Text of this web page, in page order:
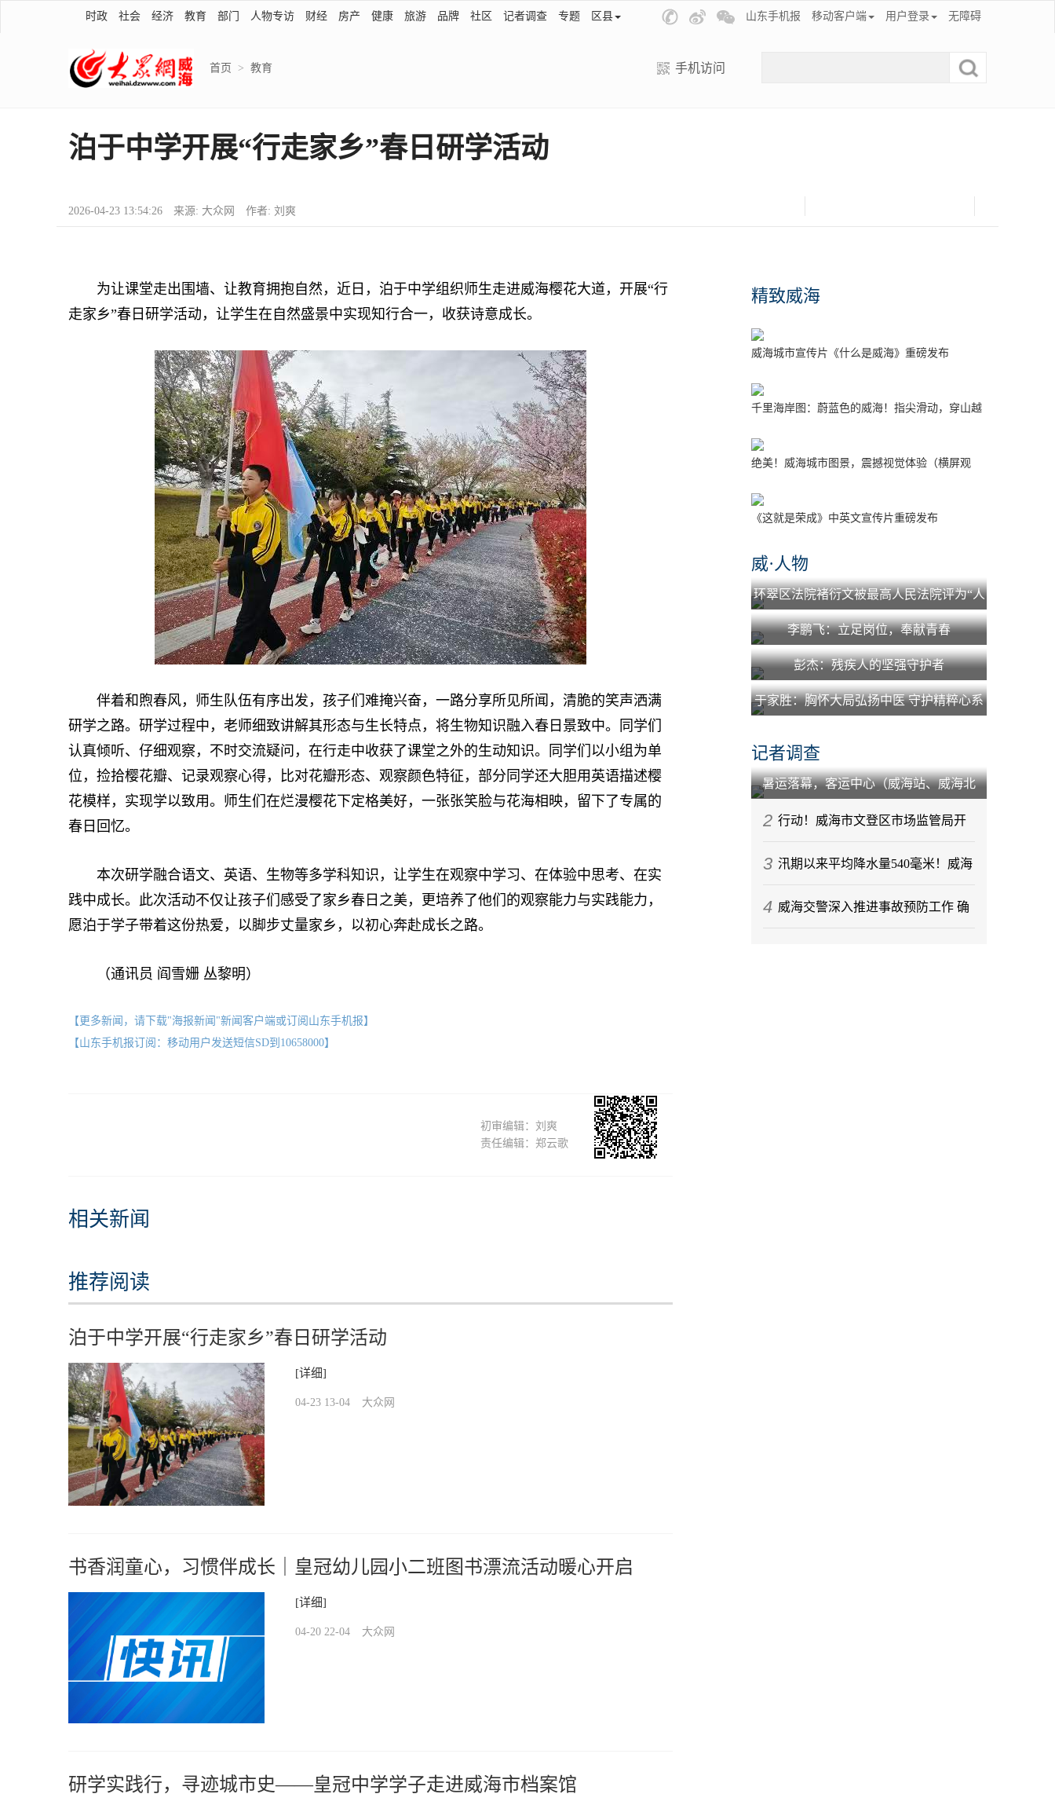
时政 社会 经济 教育 部门 人物专访 财经 房产 健康 旅游 品牌 社区 记者调查 专题 区县 山东手机报 移动客户端 用户登录 无障碍
首页 > 教育 手机访问
泊于中学开展“行走家乡”春日研学活动
2026-04-23 13:54:26 来源: 大众网 作者: 刘爽
为让课堂走出围墙、让教育拥抱自然，近日，泊于中学组织师生走进威海樱花大道，开展“行
走家乡”春日研学活动，让学生在自然盛景中实现知行合一，收获诗意成长。
伴着和煦春风，师生队伍有序出发，孩子们难掩兴奋，一路分享所见所闻，清脆的笑声洒满
研学之路。研学过程中，老师细致讲解其形态与生长特点，将生物知识融入春日景致中。同学们
认真倾听、仔细观察，不时交流疑问，在行走中收获了课堂之外的生动知识。同学们以小组为单
位，捡拾樱花瓣、记录观察心得，比对花瓣形态、观察颜色特征，部分同学还大胆用英语描述樱
花模样，实现学以致用。师生们在烂漫樱花下定格美好，一张张笑脸与花海相映，留下了专属的
春日回忆。
本次研学融合语文、英语、生物等多学科知识，让学生在观察中学习、在体验中思考、在实
践中成长。此次活动不仅让孩子们感受了家乡春日之美，更培养了他们的观察能力与实践能力，
愿泊于学子带着这份热爱，以脚步丈量家乡，以初心奔赴成长之路。
（通讯员 阎雪姗 丛黎明）
【更多新闻，请下载"海报新闻"新闻客户端或订阅山东手机报】
【山东手机报订阅：移动用户发送短信SD到10658000】
初审编辑：刘爽
责任编辑：郑云歌
相关新闻
推荐阅读
泊于中学开展“行走家乡”春日研学活动
[详细]
04-23 13-04 大众网
书香润童心，习惯伴成长｜皇冠幼儿园小二班图书漂流活动暖心开启
[详细]
04-20 22-04 大众网
研学实践行，寻迹城市史——皇冠中学学子走进威海市档案馆
精致威海
威海城市宣传片《什么是威海》重磅发布
千里海岸图：蔚蓝色的威海！指尖滑动，穿山越
绝美！威海城市图景，震撼视觉体验（横屏观
《这就是荣成》中英文宣传片重磅发布
威·人物
环翠区法院褚衍文被最高人民法院评为“人
民法院少年法庭工作先进个人”
李鹏飞：立足岗位，奉献青春
彭杰：残疾人的坚强守护者
于家胜：胸怀大局弘扬中医 守护精粹心系
记者调查
暑运落幕，客运中心（威海站、威海北
站）到发旅客212.88万人次
2 行动！威海市文登区市场监管局开
展节前月饼专项监督检查
3 汛期以来平均降水量540毫米！威海
今年气候情况发布
4 威海交警深入推进事故预防工作 确